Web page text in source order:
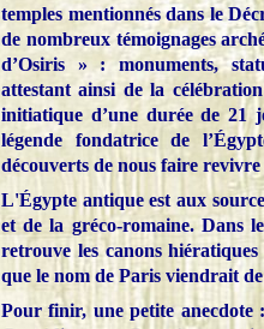
temples mentionnés dans le
de nombreux témoignages
d’Osiris » : monuments,
attestant ainsi de la
initiatique d’une durée de 21
légende fondatrice de
découverts de nous faire revivre
L'Égypte antique est aux
et de la gréco-romaine. Dans
retrouve les canons hiératiques
que le nom de Paris viendrait
Pour finir, une petite anecdote